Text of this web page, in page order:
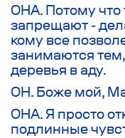
ОНА. Потому что
запрещают -
кому все
занимаются
деревья в аду.
ОН. Боже мой,
ОНА. Я просто
подлинные